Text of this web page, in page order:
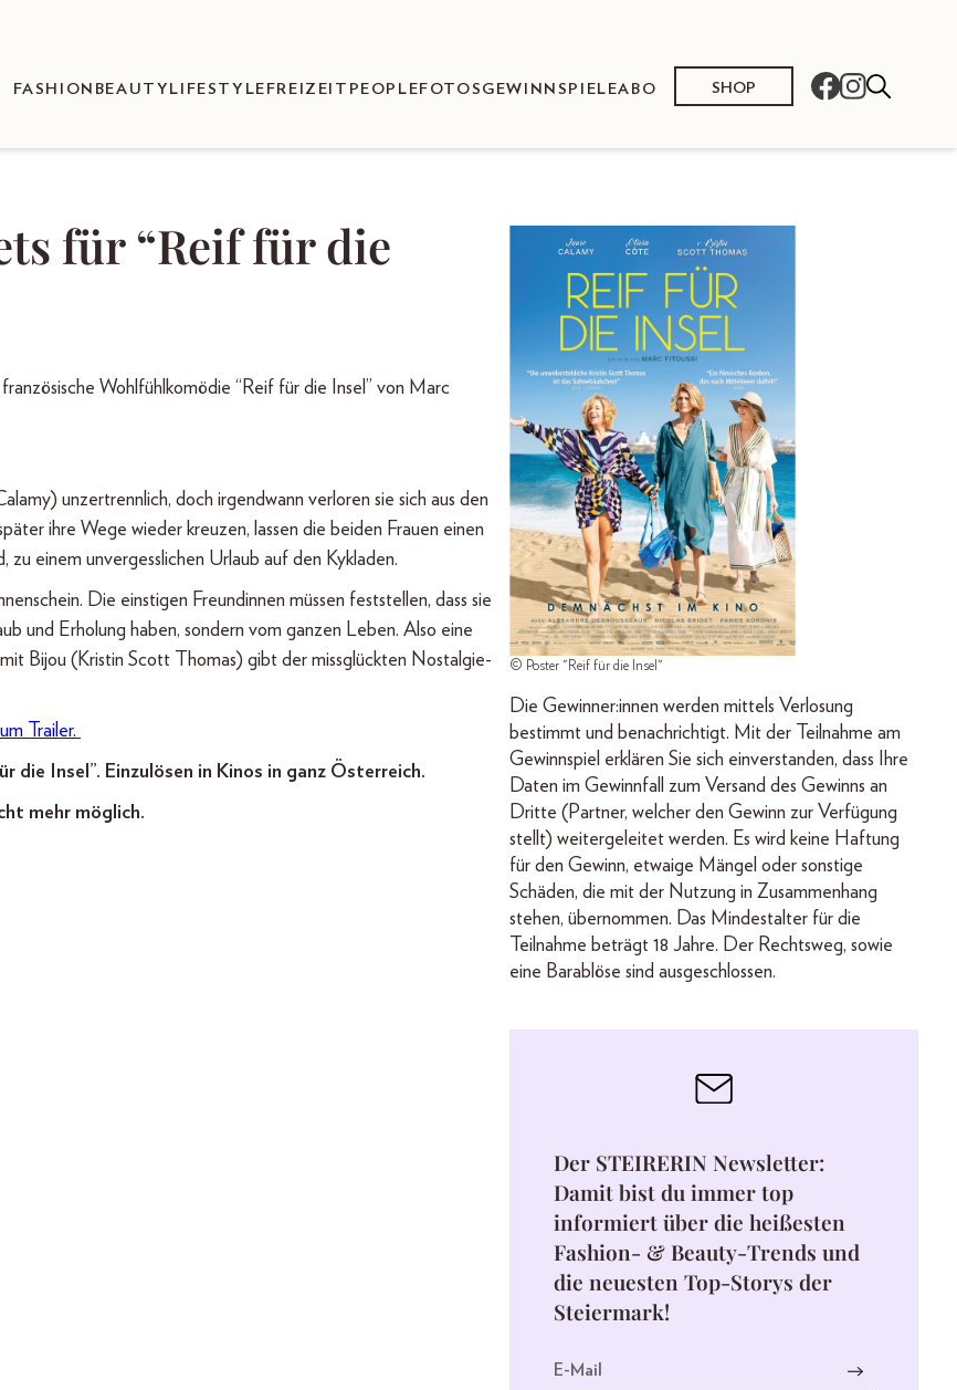
FASHION BEAUTY LIFESTYLE FREIZEIT PEOPLEFOTOS GEWINNSPIELEABO SHOP
für “Reif für die
Wohlfühlkomödie “Reif für die Insel” von Marc
unzertrennlich, doch irgendwann verloren sie sich aus den
ihre Wege wieder kreuzen, lassen die beiden Frauen einen
zu einem unvergesslichen Urlaub auf den Kykladen.
Die einstigen Freundinnen müssen feststellen, dass sie
und Erholung haben, sondern vom ganzen Leben. Also eine
Bijou (Kristin Scott Thomas) gibt der missglückten Nostalgie-
Trailer.
Insel”. Einzulösen in Kinos in ganz Österreich.
mehr möglich.
© Poster "Reif für die Insel"
Die Gewinner:innen werden mittels Verlosung
bestimmt und benachrichtigt. Mit der Teilnahme am
Gewinnspiel erklären Sie sich einverstanden, dass Ihre
Daten im Gewinnfall zum Versand des Gewinns an
Dritte (Partner, welcher den Gewinn zur Verfügung
stellt) weitergeleitet werden. Es wird keine Haftung
für den Gewinn, etwaige Mängel oder sonstige
Schäden, die mit der Nutzung in Zusammenhang
stehen, übernommen. Das Mindestalter für die
Teilnahme beträgt 18 Jahre. Der Rechtsweg, sowie
eine Barablöse sind ausgeschlossen.
Der STEIRERIN Newsletter:
Damit bist du immer top
informiert über die heißesten
Fashion- & Beauty-Trends und
die neuesten Top-Storys der
Steiermark!